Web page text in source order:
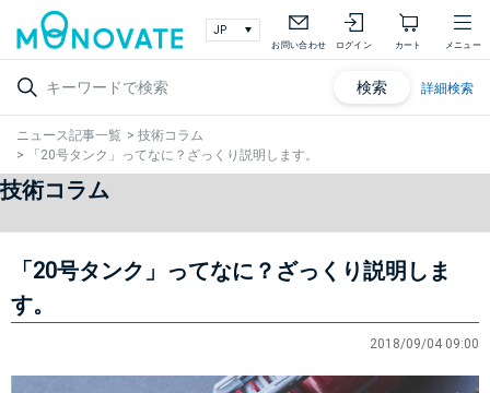
お問い合わせ ログイン カート メニュー
検索 詳細検索
ニュース記事一覧 > 技術コラム
>
「20号タンク」ってなに？ざっくり説明します。
技術コラム
「20号タンク」ってなに？ざっくり説明しま
す。
2018/09/04 09:00